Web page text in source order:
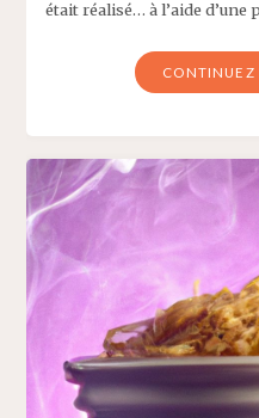
était réalisé… à l’aide d’une
CONTINUEZ